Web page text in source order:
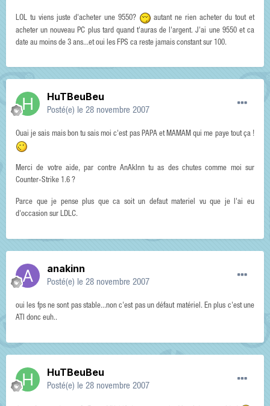
LOL tu viens juste d'acheter une 9550?
autant ne rien acheter du tout et
acheter un nouveau PC plus tard quand t'auras de l'argent. J'ai une 9550 et ca
date au moins de 3 ans...et oui les FPS ca reste jamais constant sur 100.
HuTBeuBeu
Posté(e) le 28 novembre 2007
Ouai je sais mais bon tu sais moi c'est pas PAPA et MAMAM qui me paye tout ça !
Merci de votre aide, par contre AnAkInn tu as des chutes comme moi sur
Counter-Strike 1.6 ?
Parce que je pense plus que ca soit un defaut materiel vu que je l'ai eu
d'occasion sur LDLC.
anakinn
Posté(e) le 28 novembre 2007
oui les fps ne sont pas stable...non c'est pas un défaut matériel. En plus c'est une
ATI donc euh..
HuTBeuBeu
Posté(e) le 28 novembre 2007